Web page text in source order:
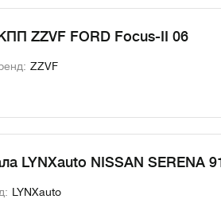
ZZVF FORD Focus-II 06
ZZVF
LYNXauto NISSAN SERENA
LYNXauto